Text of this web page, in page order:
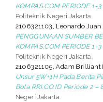
KOMPAS.COM PERIODE 1-
Politeknik Negeri Jakarta.
2106321103, Leonardo
PENGGUNAAN SUMBER
KOMPAS.COM PERIODE 1-
Politeknik Negeri Jakarta.
2106321105, Adam Brilliant
Unsur 5W+1H Pada Berita
Bola RRI.CO.ID Periode 2 –
Negeri Jakarta.